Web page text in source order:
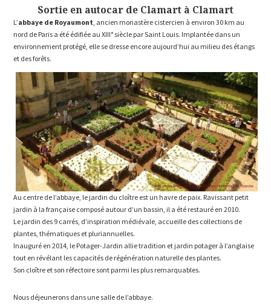
Sortie en autocar de Clamart à Clamart
L’abbaye de Royaumont, ancien monastère cistercien à environ 30 km au
nord de Paris a été édifiée au XIII° siècle par Saint Louis. Implantée dans un
environnement protégé, elle se dresse encore aujourd’hui au milieu des étangs
et des forêts.
Au centre de l’abbaye, le jardin du cloître est un havre de paix. Ravissant petit
jardin à la française composé autour d’un bassin, il a été restauré en 2010.
Le jardin des 9 carrés, d’inspiration médiévale, accueille des collections de
plantes, thématiques et pluriannuelles.
Inauguré en 2014, le Potager-Jardin allie tradition et jardin potager à l’anglaise
tout en révélant les capacités de régénération naturelle des plantes.
Son cloître et son réfectoire sont parmi les plus remarquables.
Nous déjeunerons dans une salle de l’abbaye.